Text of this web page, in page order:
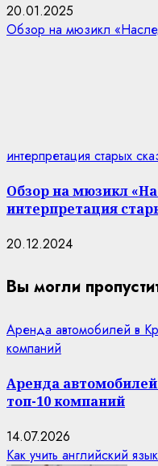
20.01.2025
Обзор на мюзикл
интерпретация старых
Обзор на мюзикл
интерпретация
20.12.2024
Вы могли
Аренда автомобилей в
компаний
Аренда
топ-10 компаний
14.07.2026
Как учить английский